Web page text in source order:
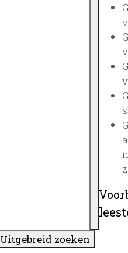
Uitgebreid zoeken